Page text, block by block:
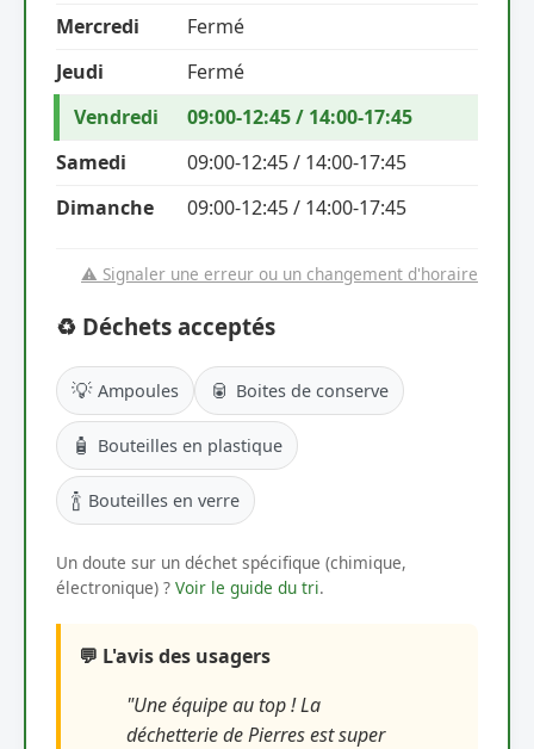
Mercredi
Fermé
Jeudi
Fermé
Vendredi
09:00-12:45 / 14:00-17:45
Samedi
09:00-12:45 / 14:00-17:45
Dimanche
09:00-12:45 / 14:00-17:45
⚠️ Signaler une erreur ou un changement d'horaire
♻️ Déchets acceptés
💡 Ampoules 🥫 Boites de conserve
🧴 Bouteilles en plastique
🍾 Bouteilles en verre
Un doute sur un déchet spécifique (chimique,
électronique) ? Voir le guide du tri.
💬 L'avis des usagers
"Une équipe au top ! La
déchetterie de Pierres est super